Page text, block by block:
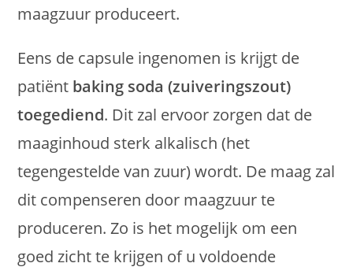
maagzuur produceert.
Eens de capsule ingenomen is krijgt de
patiënt baking soda (zuiveringszout)
toegediend. Dit zal ervoor zorgen dat de
maaginhoud sterk alkalisch (het
tegengestelde van zuur) wordt. De maag zal
dit compenseren door maagzuur te
produceren. Zo is het mogelijk om een
goed zicht te krijgen of u voldoende